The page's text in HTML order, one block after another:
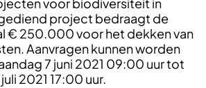
project bedraagt de
€ 250.000 voor het dekken van
Aanvragen kunnen worden
7 juni 2021 09:00 uur tot
2021 17:00 uur.